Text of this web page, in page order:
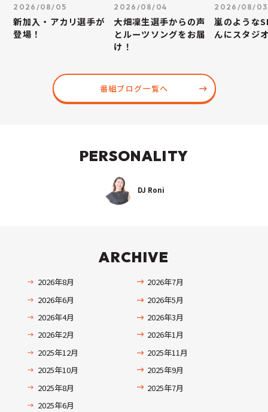
2026/08/05
新加入・アカリ選手が
登場！
2026/08/04
大畑凜生選手からの声
とルーツソングをお届
け！
2026/08/03
嵐のような
んにスタジ
番組ブログ一覧へ
PERSONALITY
DJ Roni
ARCHIVE
2026年8月
2026年7月
2026年6月
2026年5月
2026年4月
2026年3月
2026年2月
2026年1月
2025年12月
2025年11月
2025年10月
2025年9月
2025年8月
2025年7月
2025年6月